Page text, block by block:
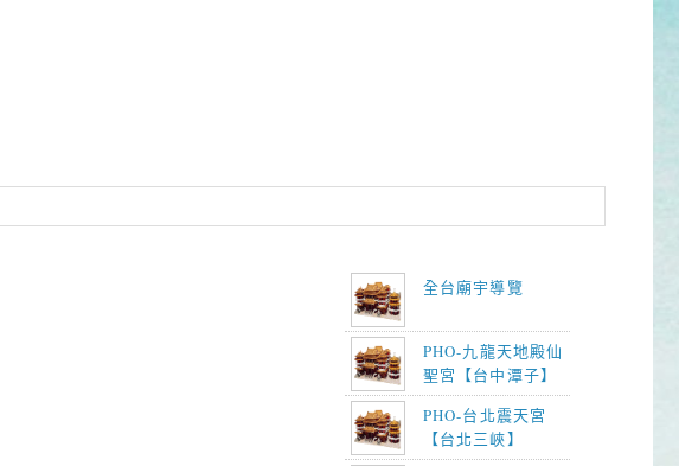
全台廟宇導覽
PHO-九龍天地殿仙
聖宮【台中潭子】
PHO-台北震天宮
【台北三峽】